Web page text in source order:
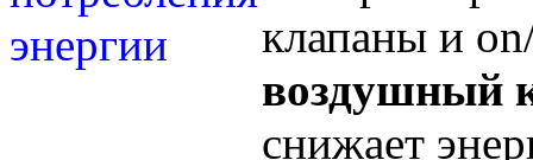
клапаны и
воздушный
снижает